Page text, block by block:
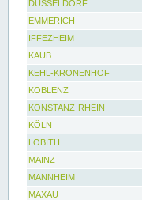
DÜSSELDORF
EMMERICH
IFFEZHEIM
KAUB
KEHL-KRONENHOF
KOBLENZ
KONSTANZ-RHEIN
KÖLN
LOBITH
MAINZ
MANNHEIM
MAXAU